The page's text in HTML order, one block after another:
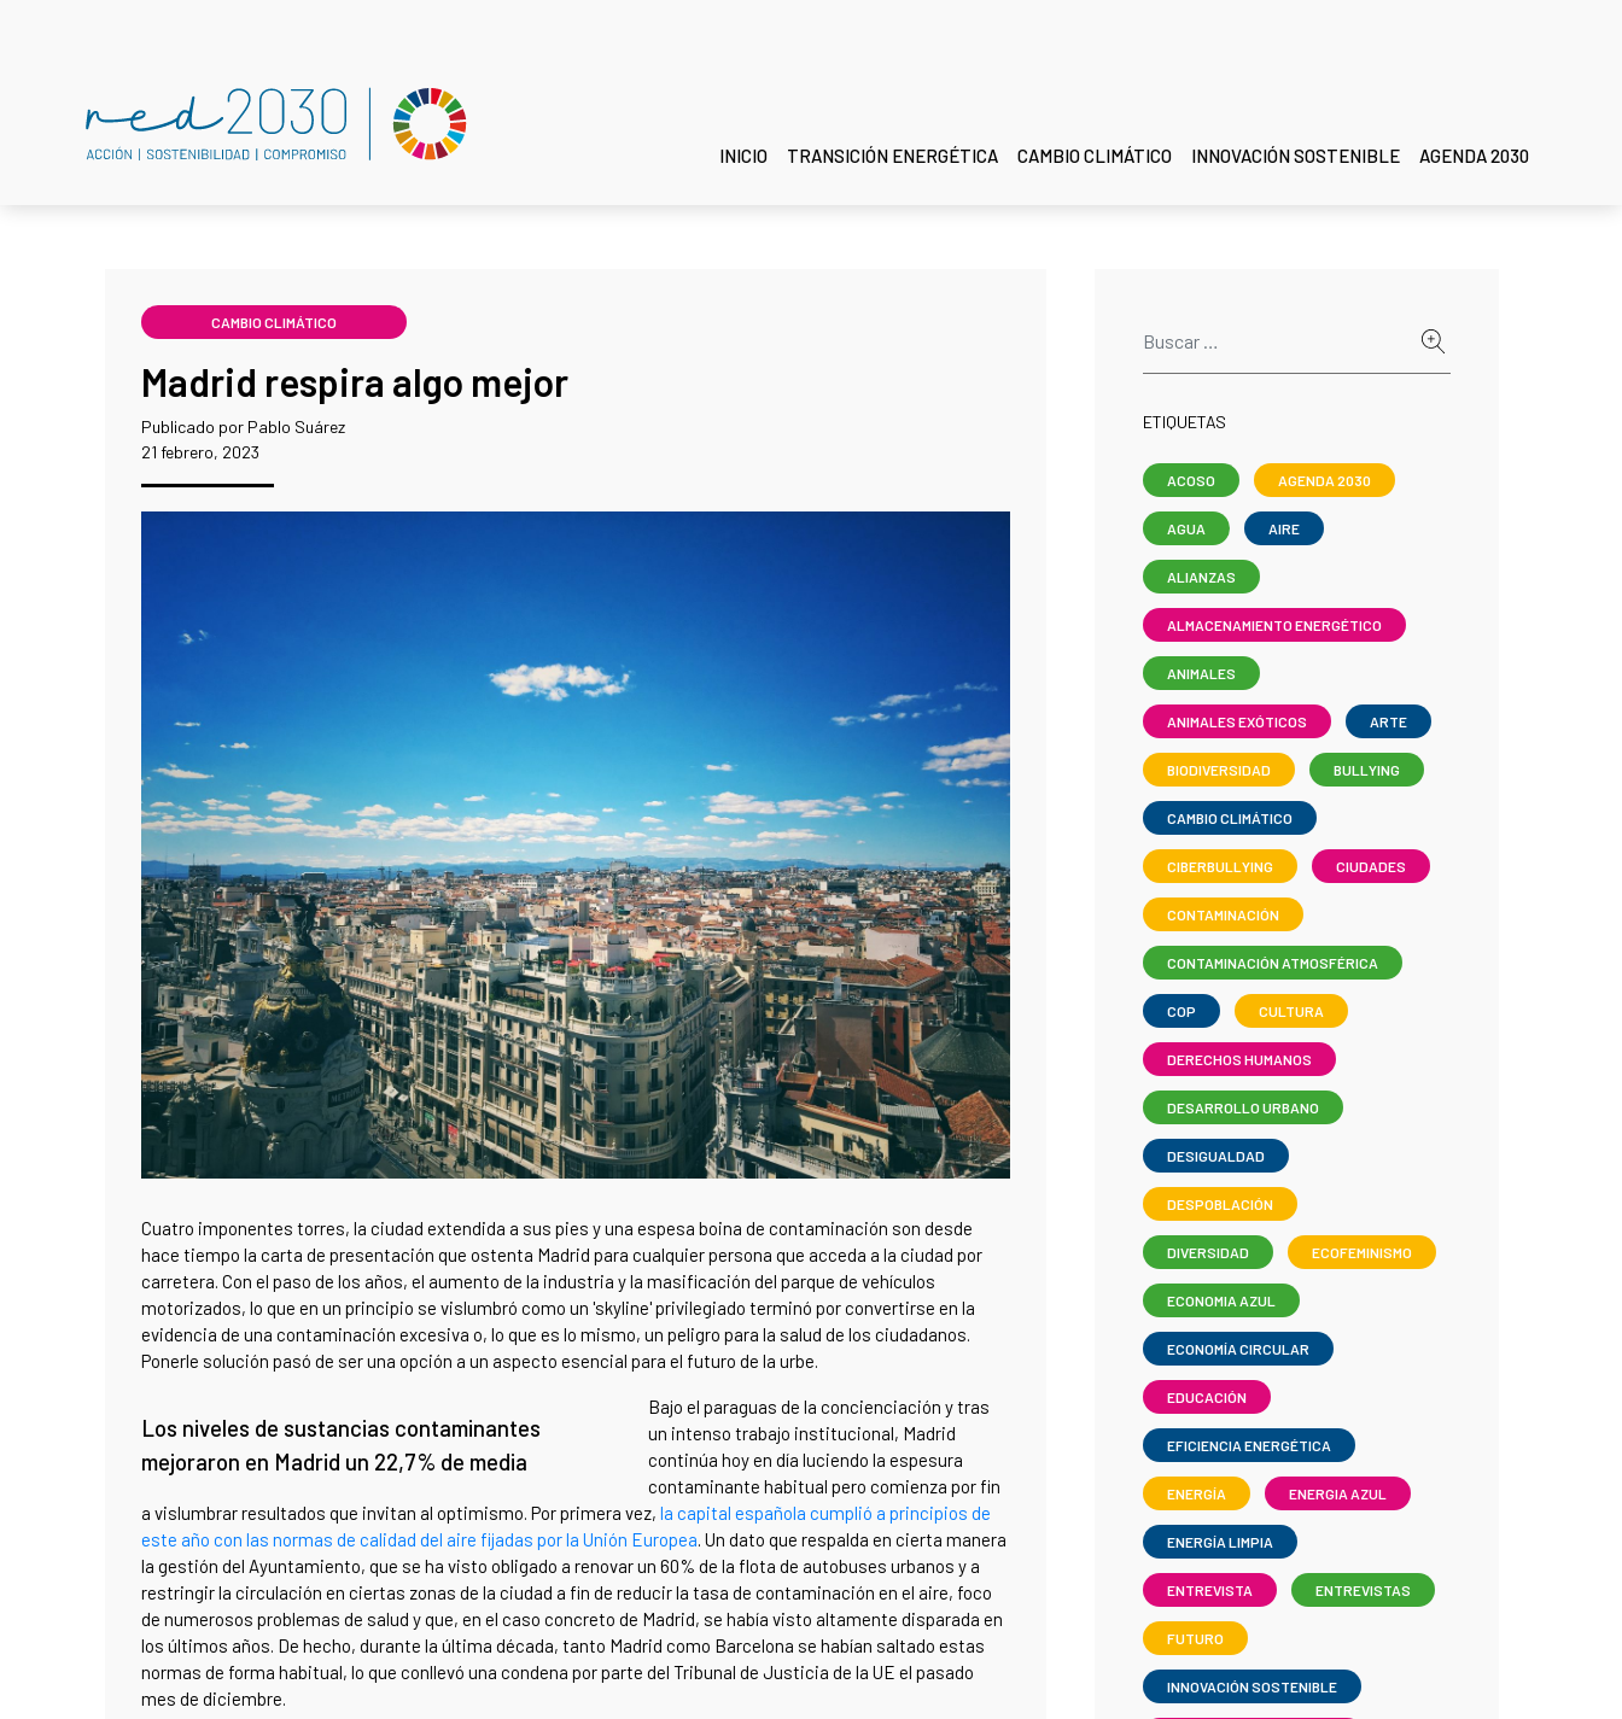
INICIO TRANSICIÓN ENERGÉTICA CAMBIO CLIMÁTICO INNOVACIÓN SOSTENIBLE AGENDA 2030
CAMBIO CLIMÁTICO
Madrid respira algo mejor
Publicado por Pablo Suárez
21 febrero, 2023
Cuatro imponentes torres, la ciudad extendida a sus pies y una espesa boina de contaminación son desde
hace tiempo la carta de presentación que ostenta Madrid para cualquier persona que acceda a la ciudad por
carretera. Con el paso de los años, el aumento de la industria y la masificación del parque de vehículos
motorizados, lo que en un principio se vislumbró como un 'skyline' privilegiado terminó por convertirse en la
evidencia de una contaminación excesiva o, lo que es lo mismo, un peligro para la salud de los ciudadanos.
Ponerle solución pasó de ser una opción a un aspecto esencial para el futuro de la urbe.
Los niveles de sustancias contaminantes
mejoraron en Madrid un 22,7% de media
Bajo el paraguas de la concienciación y tras
un intenso trabajo institucional, Madrid
continúa hoy en día luciendo la espesura
contaminante habitual pero comienza por fin
a vislumbrar resultados que invitan al optimismo. Por primera vez, la capital española cumplió a principios de
este año con las normas de calidad del aire fijadas por la Unión Europea. Un dato que respalda en cierta manera
la gestión del Ayuntamiento, que se ha visto obligado a renovar un 60% de la flota de autobuses urbanos y a
restringir la circulación en ciertas zonas de la ciudad a fin de reducir la tasa de contaminación en el aire, foco
de numerosos problemas de salud y que, en el caso concreto de Madrid, se había visto altamente disparada en
los últimos años. De hecho, durante la última década, tanto Madrid como Barcelona se habían saltado estas
normas de forma habitual, lo que conllevó una condena por parte del Tribunal de Justicia de la UE el pasado
mes de diciembre.
ETIQUETAS
ACOSO AGENDA 2030
AGUA AIRE
ALIANZAS
ALMACENAMIENTO ENERGÉTICO
ANIMALES
ANIMALES EXÓTICOS ARTE
BIODIVERSIDAD BULLYING
CAMBIO CLIMÁTICO
CIBERBULLYING CIUDADES
CONTAMINACIÓN
CONTAMINACIÓN ATMOSFÉRICA
COP CULTURA
DERECHOS HUMANOS
DESARROLLO URBANO
DESIGUALDAD
DESPOBLACIÓN
DIVERSIDAD ECOFEMINISMO
ECONOMIA AZUL
ECONOMÍA CIRCULAR
EDUCACIÓN
EFICIENCIA ENERGÉTICA
ENERGÍA ENERGIA AZUL
ENERGÍA LIMPIA
ENTREVISTA ENTREVISTAS
FUTURO
INNOVACIÓN SOSTENIBLE